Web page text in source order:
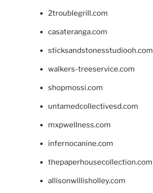
2troublegrill.com
casateranga.com
sticksandstonesstudiooh.com
walkers-treeservice.com
shopmossi.com
untamedcollectivesd.com
mxpwellness.com
infernocanine.com
thepaperhousecollection.com
allisonwillisholley.com